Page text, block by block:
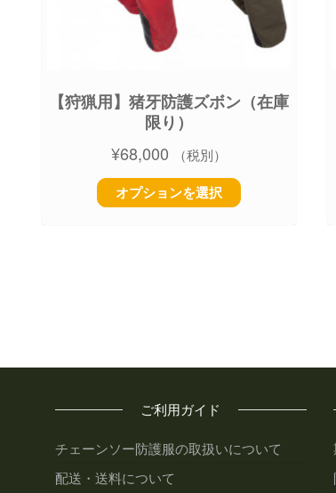
【狩猟用】猪牙防護ズボン（在庫
限り）
¥68,000
（税別）
オプションを選択
ご利用ガイド
チェーンソー防護服の取扱いについて
配送・送料について